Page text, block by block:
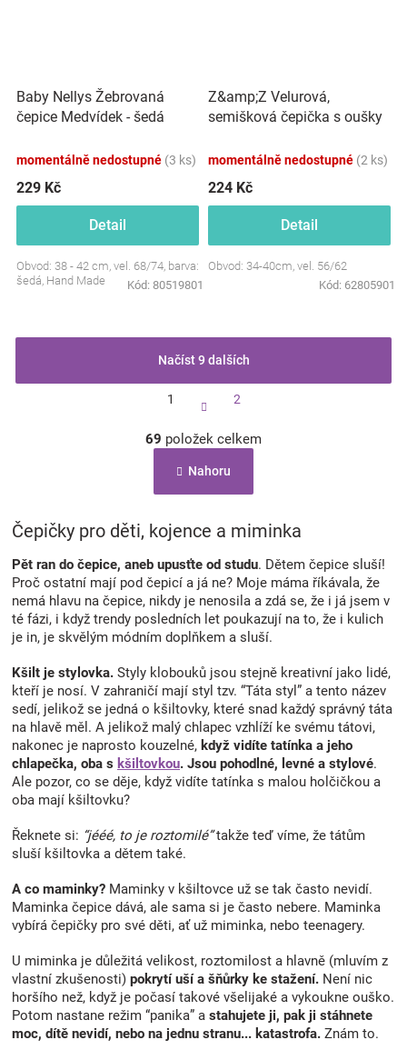
Baby Nellys Žebrovaná
čepice Medvídek - šedá
momentálně nedostupné (3 ks)
229 Kč
Detail
Obvod: 38 - 42 cm, vel. 68/74, barva:
šedá, Hand Made
Kód: 80519801
Z&amp;Z Velurová,
semišková čepička s oušky
momentálně nedostupné (2 ks)
224 Kč
Detail
Obvod: 34-40cm, vel. 56/62
Kód: 62805901
v
á
d
c
í
p
r
v
k
y
v
ý
p
i
s
u
Načíst 9 dalších
t
á
n
k
v
n
1 2
69 položek celkem
Nahoru
Čepičky pro děti, kojence a miminka
Pět ran do čepice, aneb upusťte od studu. Dětem čepice sluší!
Proč ostatní mají pod čepicí a já ne? Moje máma říkávala, že
nemá hlavu na čepice, nikdy je nenosila a zdá se, že i já jsem v
té fázi, i když trendy posledních let poukazují na to, že i kulich
je in, je skvělým módním doplňkem a sluší.
Kšilt je stylovka. Styly klobouků jsou stejně kreativní jako lidé,
kteří je nosí. V zahraničí mají styl tzv. “Táta styl” a tento název
sedí, jelikož se jedná o kšiltovky, které snad každý správný táta
na hlavě měl. A jelikož malý chlapec vzhlíží ke svému tátovi,
nakonec je naprosto kouzelné, když vidíte tatínka a jeho
chlapečka, oba s kšiltovkou. Jsou pohodlné, levné a stylové.
Ale pozor, co se děje, když vidíte tatínka s malou holčičkou a
oba mají kšiltovku?
Řeknete si: “jééé, to je roztomilé”takže teď víme, že tátům
sluší kšiltovka a dětem také.
A co maminky? Maminky v kšiltovce už se tak často nevidí.
Maminka čepice dává, ale sama si je často nebere. Maminka
vybírá čepičky pro své děti, ať už miminka, nebo teenagery.
U miminka je důležitá velikost, roztomilost a hlavně (mluvím z
vlastní zkušenosti) pokrytí uší a šňůrky ke stažení. Není nic
horšího než, když je počasí takové všelijaké a vykoukne ouško.
Potom nastane režim “panika” a stahujete ji, pak ji stáhnete
moc, dítě nevidí, nebo na jednu stranu... katastrofa. Znám to.